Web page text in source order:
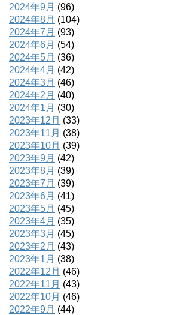
2024年9月 (96)
2024年8月 (104)
2024年7月 (93)
2024年6月 (54)
2024年5月 (36)
2024年4月 (42)
2024年3月 (46)
2024年2月 (40)
2024年1月 (30)
2023年12月 (33)
2023年11月 (38)
2023年10月 (39)
2023年9月 (42)
2023年8月 (39)
2023年7月 (39)
2023年6月 (41)
2023年5月 (45)
2023年4月 (35)
2023年3月 (45)
2023年2月 (43)
2023年1月 (38)
2022年12月 (46)
2022年11月 (43)
2022年10月 (46)
2022年9月 (44)